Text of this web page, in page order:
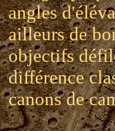
angles
ailleurs de
objectifs
différence
canons de